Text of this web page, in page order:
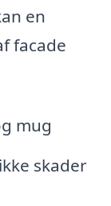
en
facade
mug
skader